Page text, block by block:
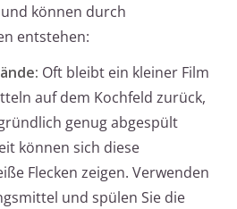
können durch
entstehen:
Oft bleibt ein kleiner Film
auf dem Kochfeld zurück,
genug abgespült
können sich diese
Flecken zeigen. Verwenden
und spülen Sie die